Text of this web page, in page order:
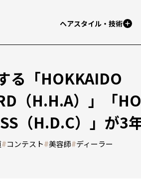
ヘアスタイル・技術
る「HOKKAIDO
（H.H.A）」「
（H.D.C）」が3
#コンテスト#美容師#ディーラー